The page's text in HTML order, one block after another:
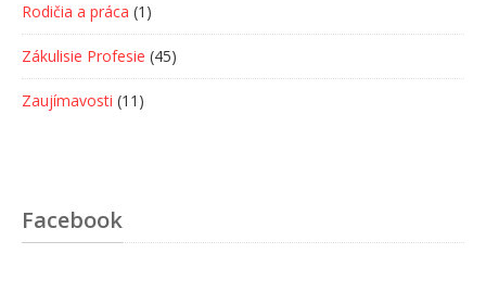
Rodičia a práca (1)
Zákulisie Profesie (45)
Zaujímavosti (11)
Facebook